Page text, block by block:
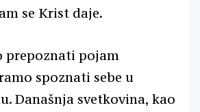
se Krist daje.
prepoznati pojam
spoznati sebe u
Današnja svetkovina, kao